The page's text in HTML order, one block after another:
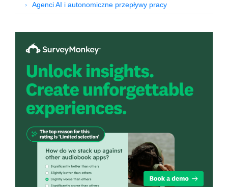
Agenci AI i autonomiczne przepływy pracy